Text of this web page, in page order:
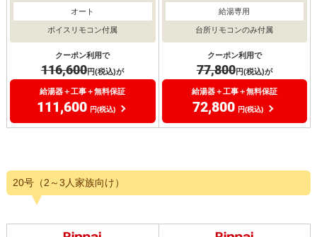
オート
ボイスリモコン付属
クーポン利用で
116,600円(税込)が
給湯器＋工事＋無料保証
111,600 円(税込)
給湯専用
台所リモコンのみ付属
クーポン利用で
77,800円(税込)が
給湯器＋工事＋無料保証
72,800 円(税込)
20号（2～3人家族向け）